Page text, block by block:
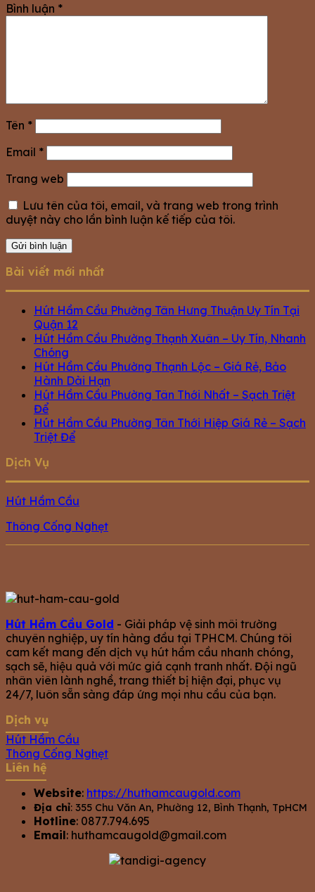
Bình luận *
Tên *
Email *
Trang web
Lưu tên của tôi, email, và trang web trong trình
duyệt này cho lần bình luận kế tiếp của tôi.
Bài viết mới nhất
Hút Hầm Cầu Phường Tân Hưng Thuận Uy Tín Tại
Quận 12
Hút Hầm Cầu Phường Thạnh Xuân – Uy Tín, Nhanh
Chóng
Hút Hầm Cầu Phường Thạnh Lộc – Giá Rẻ, Bảo
Hành Dài Hạn
Hút Hầm Cầu Phường Tân Thới Nhất – Sạch Triệt
Để
Hút Hầm Cầu Phường Tân Thới Hiệp Giá Rẻ – Sạch
Triệt Để
Dịch Vụ
Hút Hầm Cầu
Thông Cống Nghẹt
Hút Hầm Cầu Gold - Giải pháp vệ sinh môi trường
chuyên nghiệp, uy tín hàng đầu tại TPHCM. Chúng tôi
cam kết mang đến dịch vụ hút hầm cầu nhanh chóng,
sạch sẽ, hiệu quả với mức giá cạnh tranh nhất. Đội ngũ
nhân viên lành nghề, trang thiết bị hiện đại, phục vụ
24/7, luôn sẵn sàng đáp ứng mọi nhu cầu của bạn.
Dịch vụ
Hút Hầm Cầu
Thông Cống Nghẹt
Liên hệ
Website: https://huthamcaugold.com
Địa chỉ: 355 Chu Văn An, Phường 12, Bình Thạnh, TpHCM
Hotline: 0877.794.695
Email: huthamcaugold@gmail.com